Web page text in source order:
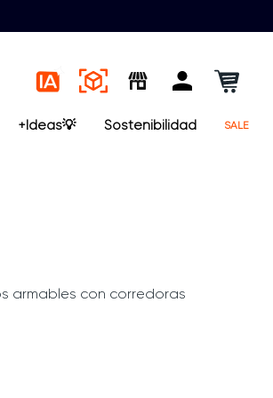
+Ideas💡 Sostenibilidad SALE
armables con corredoras